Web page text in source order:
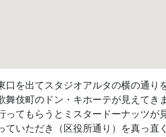
を出てスタジオアルタの横の通り
舞伎町のドン・キホーテが見えてき
ってもらうとミスタードーナッツが
ていただき（区役所通り）を真っ直